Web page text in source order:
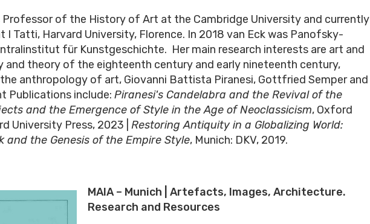
Professor of the History of Art at the Cambridge University and currently
I Tatti, Harvard University, Florence. In 2018 van Eck was Panofsky-
für Kunstgeschichte. Her main research interests are art and
and theory of the eighteenth century and early nineteenth century,
anthropology of art, Giovanni Battista Piranesi, Gottfried Semper and
Publications include: Piranesi's Candelabra and the Revival of the
and the Emergence of Style in the Age of Neoclassicism, Oxford
University Press, 2023 | Restoring Antiquity in a Globalizing World:
and the Genesis of the Empire Style, Munich: DKV, 2019.
MAIA – Munich | Artefacts, Images, Architecture.
Research and Resources